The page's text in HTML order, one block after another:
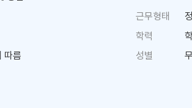
근무형태
학력
따름 성별